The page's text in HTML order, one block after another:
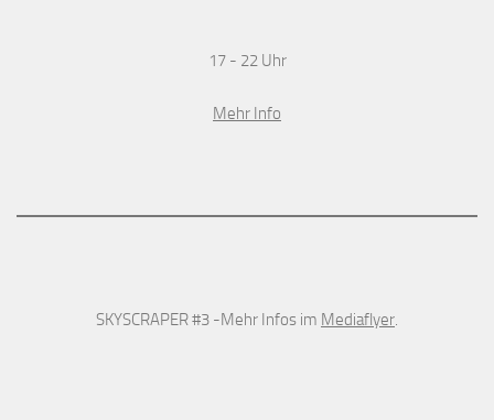
17 - 22 Uhr
Mehr Info
SKYSCRAPER #3 -Mehr Infos im Mediaflyer.